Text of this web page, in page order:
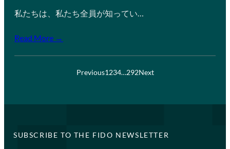
私たちは、私たち全員が知ってい…
Read More →
Previous1234…292Next
SUBSCRIBE TO THE FIDO NEWSLETTER